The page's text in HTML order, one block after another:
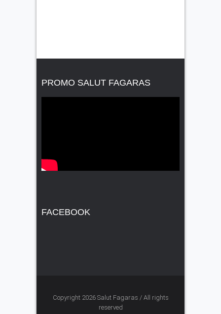
PROMO SALUT FAGARAS
FACEBOOK
Copyright 2026 Salut Fagaras / All rights
reserved